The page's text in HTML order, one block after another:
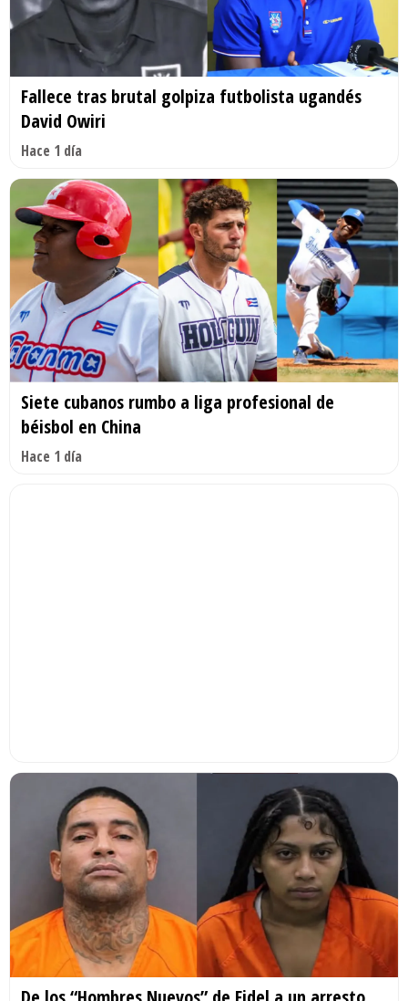
Fallece tras brutal golpiza futbolista ugandés
David Owiri
Hace 1 día
Siete cubanos rumbo a liga profesional de
béisbol en China
Hace 1 día